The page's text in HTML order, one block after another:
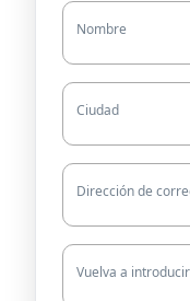
Nombre
Ciudad
Dirección de
Vuelva a